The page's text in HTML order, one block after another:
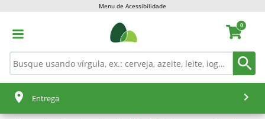
Menu de Acessibilidade
0
Entrega